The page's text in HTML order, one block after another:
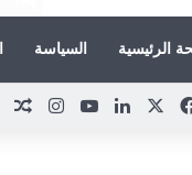
الرئيسية السياسة
فيسبوك لينكدإنيوتيوب